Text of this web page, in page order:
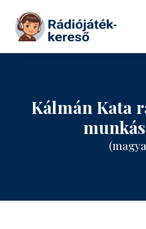
Tovább a tartalomhoz
Kálmán Kata